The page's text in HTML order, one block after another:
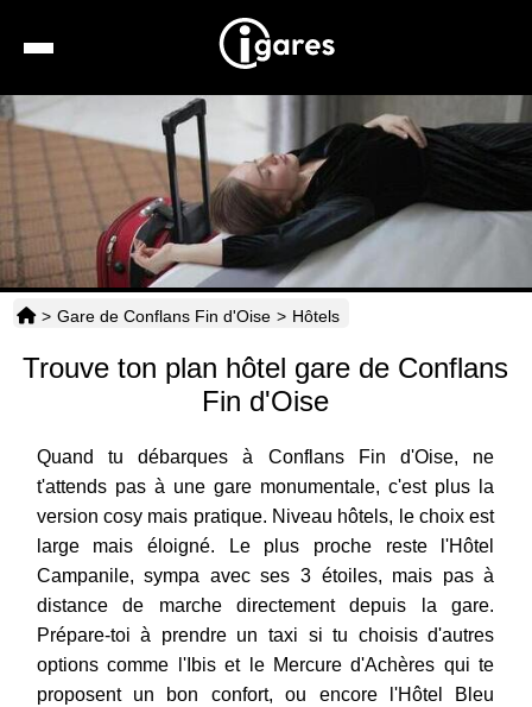
Location de voiture
Hôtels
Taxis
Horaires
> Gare de Conflans Fin d'Oise > Hôtels
Trouve ton plan hôtel gare de Conflans
Fin d'Oise
Quand tu débarques à Conflans Fin d'Oise, ne
t'attends pas à une gare monumentale, c'est plus la
version cosy mais pratique. Niveau hôtels, le choix est
large mais éloigné. Le plus proche reste l'Hôtel
Campanile, sympa avec ses 3 étoiles, mais pas à
distance de marche directement depuis la gare.
Prépare-toi à prendre un taxi si tu choisis d'autres
options comme l'Ibis et le Mercure d'Achères qui te
proposent un bon confort, ou encore l'Hôtel Bleu